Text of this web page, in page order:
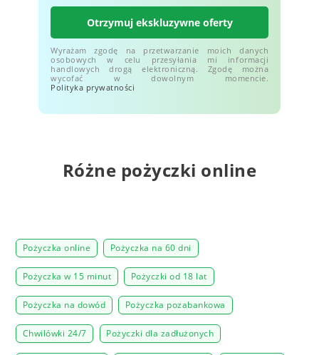
Otrzymuj ekskluzywne oferty
Wyrażam zgodę na przetwarzanie moich danych
osobowych w celu przesyłania mi informacji
handlowych drogą elektroniczną. Zgodę można
wycofać w dowolnym momencie.
Polityka prywatności
Różne pożyczki online
Pożyczka online Pożyczka na 60 dni
Pożyczka w 15 minut Pożyczki od 18 lat
Pożyczka na dowód Pożyczka pozabankowa
Chwilówki 24/7 Pożyczki dla zadłużonych